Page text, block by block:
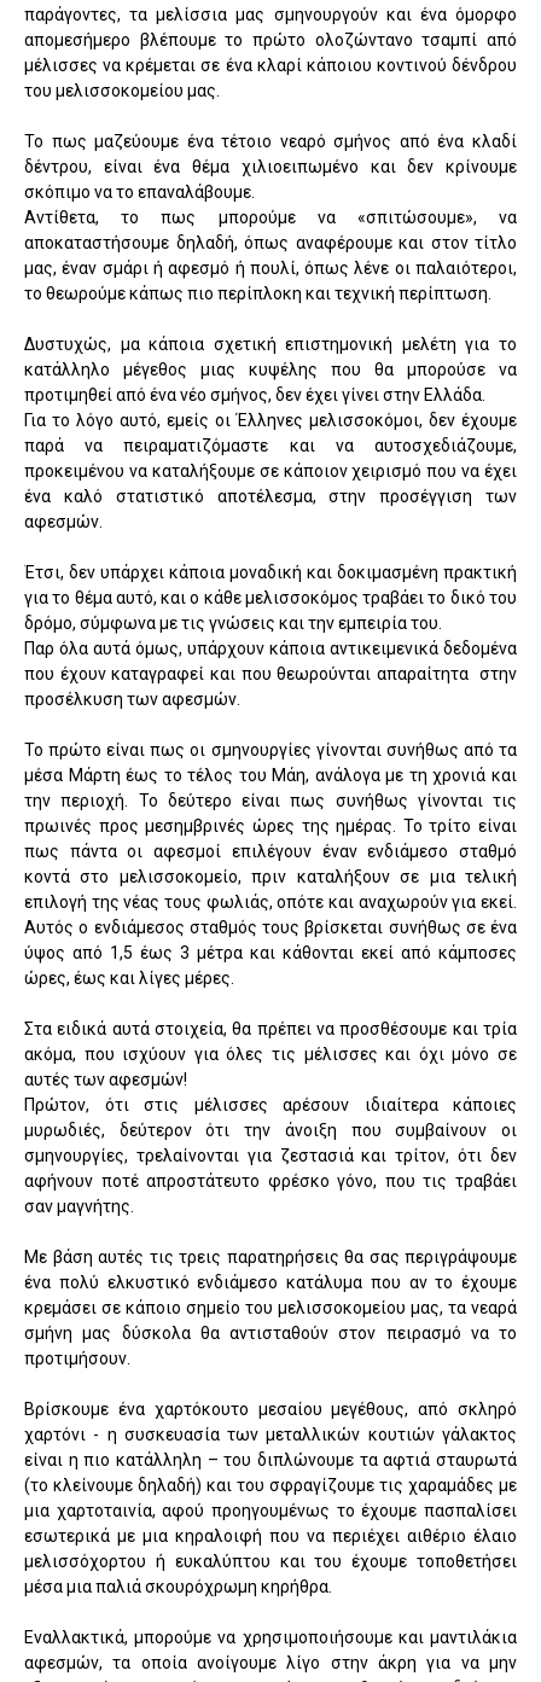
παράγοντες, τα μελίσσια μας σμηνουργούν και ένα όμορφο
απομεσήμερο βλέπουμε το πρώτο ολοζώντανο τσαμπί από
μέλισσες να κρέμεται σε ένα κλαρί κάποιου κοντινού δένδρου
του μελισσοκομείου μας.
Το πως μαζεύουμε ένα τέτοιο νεαρό σμήνος από ένα κλαδί
δέντρου, είναι ένα θέμα χιλιοειπωμένο και δεν κρίνουμε
σκόπιμο να το επαναλάβουμε.
Αντίθετα, το πως μπορούμε να «σπιτώσουμε», να
αποκαταστήσουμε δηλαδή, όπως αναφέρουμε και στον τίτλο
μας, έναν σμάρι ή αφεσμό ή πουλί, όπως λένε οι παλαιότεροι,
το θεωρούμε κάπως πιο περίπλοκη και τεχνική περίπτωση.
Δυστυχώς, μα κάποια σχετική επιστημονική μελέτη για το
κατάλληλο μέγεθος μιας κυψέλης που θα μπορούσε να
προτιμηθεί από ένα νέο σμήνος, δεν έχει γίνει στην Ελλάδα.
Για το λόγο αυτό, εμείς οι Έλληνες μελισσοκόμοι, δεν έχουμε
παρά να πειραματιζόμαστε και να αυτοσχεδιάζουμε,
προκειμένου να καταλήξουμε σε κάποιον χειρισμό που να έχει
ένα καλό στατιστικό αποτέλεσμα, στην προσέγγιση των
αφεσμών.
Έτσι, δεν υπάρχει κάποια μοναδική και δοκιμασμένη πρακτική
για το θέμα αυτό, και ο κάθε μελισσοκόμος τραβάει το δικό του
δρόμο, σύμφωνα με τις γνώσεις και την εμπειρία του.
Παρ όλα αυτά όμως, υπάρχουν κάποια αντικειμενικά δεδομένα
που έχουν καταγραφεί και που θεωρούνται απαραίτητα στην
προσέλκυση των αφεσμών.
Το πρώτο είναι πως οι σμηνουργίες γίνονται συνήθως από τα
μέσα Μάρτη έως το τέλος του Μάη, ανάλογα με τη χρονιά και
την περιοχή. Το δεύτερο είναι πως συνήθως γίνονται τις
πρωινές προς μεσημβρινές ώρες της ημέρας. Το τρίτο είναι
πως πάντα οι αφεσμοί επιλέγουν έναν ενδιάμεσο σταθμό
κοντά στο μελισσοκομείο, πριν καταλήξουν σε μια τελική
επιλογή της νέας τους φωλιάς, οπότε και αναχωρούν για εκεί.
Αυτός ο ενδιάμεσος σταθμός τους βρίσκεται συνήθως σε ένα
ύψος από 1,5 έως 3 μέτρα και κάθονται εκεί από κάμποσες
ώρες, έως και λίγες μέρες.
Στα ειδικά αυτά στοιχεία, θα πρέπει να προσθέσουμε και τρία
ακόμα, που ισχύουν για όλες τις μέλισσες και όχι μόνο σε
αυτές των αφεσμών!
Πρώτον, ότι στις μέλισσες αρέσουν ιδιαίτερα κάποιες
μυρωδιές, δεύτερον ότι την άνοιξη που συμβαίνουν οι
σμηνουργίες, τρελαίνονται για ζεστασιά και τρίτον, ότι δεν
αφήνουν ποτέ απροστάτευτο φρέσκο γόνο, που τις τραβάει
σαν μαγνήτης.
Με βάση αυτές τις τρεις παρατηρήσεις θα σας περιγράψουμε
ένα πολύ ελκυστικό ενδιάμεσο κατάλυμα που αν το έχουμε
κρεμάσει σε κάποιο σημείο του μελισσοκομείου μας, τα νεαρά
σμήνη μας δύσκολα θα αντισταθούν στον πειρασμό να το
προτιμήσουν.
Βρίσκουμε ένα χαρτόκουτο μεσαίου μεγέθους, από σκληρό
χαρτόνι - η συσκευασία των μεταλλικών κουτιών γάλακτος
είναι η πιο κατάλληλη – του διπλώνουμε τα αφτιά σταυρωτά
(το κλείνουμε δηλαδή) και του σφραγίζουμε τις χαραμάδες με
μια χαρτοταινία, αφού προηγουμένως το έχουμε πασπαλίσει
εσωτερικά με μια κηραλοιφή που να περιέχει αιθέριο έλαιο
μελισσόχορτου ή ευκαλύπτου και του έχουμε τοποθετήσει
μέσα μια παλιά σκουρόχρωμη κηρήθρα.
Εναλλακτικά, μπορούμε να χρησιμοποιήσουμε και μαντιλάκια
αφεσμών, τα οποία ανοίγουμε λίγο στην άκρη για να μην